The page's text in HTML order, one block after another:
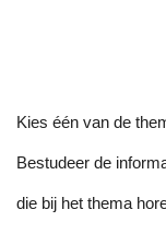
Kies één van de
Bestudeer de
die bij het thema